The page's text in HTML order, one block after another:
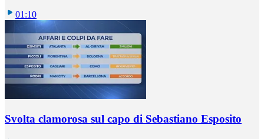
01:10
Svolta clamorosa sul capo di Sebastiano Esposito